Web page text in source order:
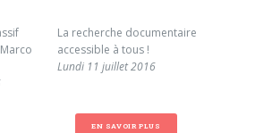
La recherche documentaire
accessible à tous !
Lundi 11 juillet 2016
EN SAVOIR PLUS